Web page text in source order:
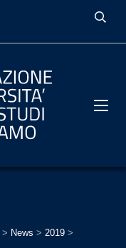
> News > 2019 >